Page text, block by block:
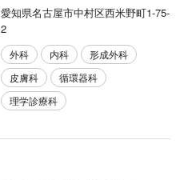
愛知県名古屋市中村区西米野町1-75-
2
外科 内科
形成外科
皮膚科
循環器科
理学診療科